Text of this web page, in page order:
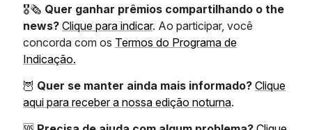
🎖️🗞️ Quer ganhar prêmios compartilhando o the
news? Clique para indicar. Ao participar, você
concorda com os Termos do Programa de
Indicação.
🦉 Quer se manter ainda mais informado? Clique
aqui para receber a nossa edição noturna.